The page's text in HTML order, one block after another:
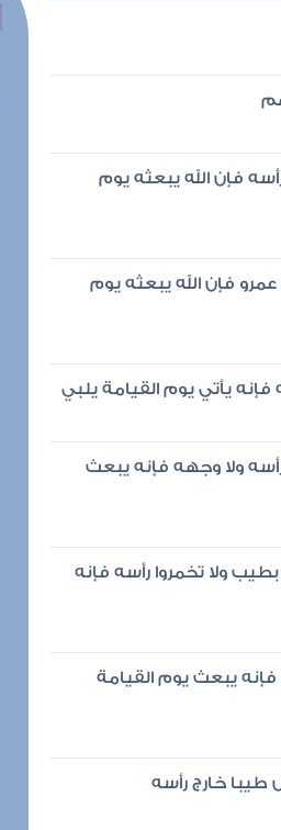
فإن الله يبعثه يوم
فإن الله يبعثه يوم
فإنه يأتي يوم القيامة يلبي
ولا وجهه فإنه يبعث
ولا تخمروا رأسه فإنه
يبعث يوم القيامة
خارج رأسه